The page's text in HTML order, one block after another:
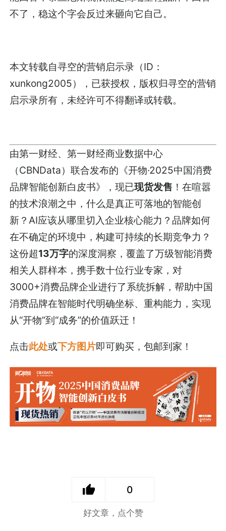
不了，稳这个字会反过来砸向它自己。
本文转载自寻空的营销启示录（ID：
xunkong2005），已获授权，版权归寻空的营销
启示录所有，未经许可不得翻译或转载。
由第一财经、第一财经商业数据中心
（CBNData）联合发布的《开物·2025中国消费
品牌智能创新白皮书》，现已现货发售 ！在喧嚣
的技术浪潮之中，什么是真正可落地的智能创
新？AI应该从哪里切入企业核心能力？品牌如何
在不确定的环境中，构建可持续的长期竞争力？
这份超13万字的深度洞察，覆盖了万级智能消费
相关人群样本，携手数十位行业专家，对
3000+消费品牌企业进行了系统拆解，帮助中国
消费品牌在智能时代明确坐标、重构能力，实现
从“开物”到“成务”的价值跃迁！
点击此处或下方图片即可购买，包邮到家！
0
好文章，点个赞